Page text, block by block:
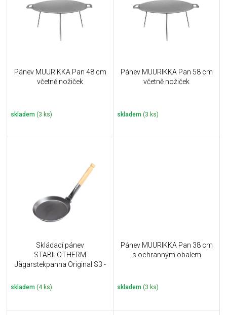
Pánev MUURIKKA Pan 48 cm
včetně nožiček
skladem (3 ks)
Pánev MUURIKKA Pan 58 cm
včetně nožiček
skladem (3 ks)
Skládací pánev
STABILOTHERM
Jägarstekpanna Original S3 -
skladem (4 ks)
Pánev MUURIKKA Pan 38 cm
s ochranným obalem
skladem (3 ks)